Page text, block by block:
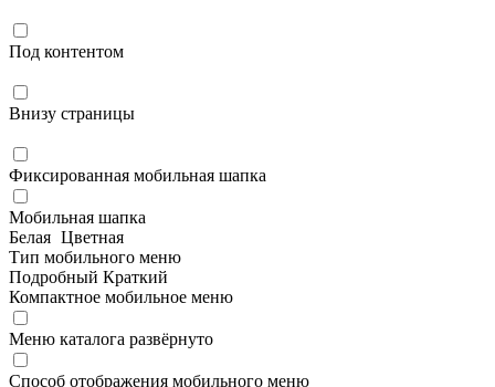
Под контентом
Внизу страницы
Фиксированная мобильная шапка
Мобильная шапка
Белая Цветная
Тип мобильного меню
Подробный Краткий
Компактное мобильное меню
Меню каталога развёрнуто
Способ отображения мобильного меню